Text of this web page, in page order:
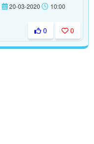
20-03-2020 10:00
0 0